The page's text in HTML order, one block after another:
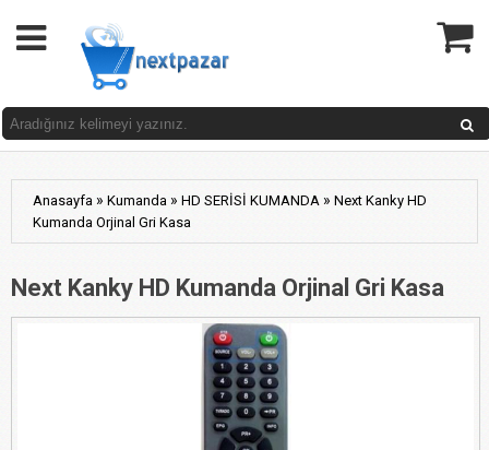
Anasayfa » Kumanda » HD SERİSİ KUMANDA » Next Kanky HD
Kumanda Orjinal Gri Kasa
Next Kanky HD Kumanda Orjinal Gri Kasa